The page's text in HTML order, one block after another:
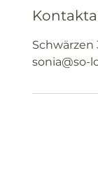
Schwärzen
sonia@so-